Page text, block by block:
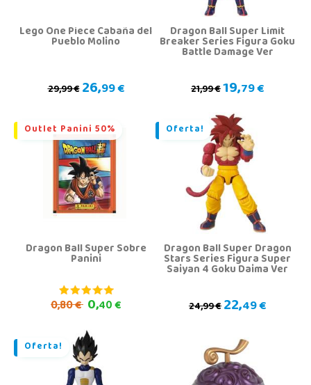
Lego One Piece Cabaña del
Pueblo Molino
29,99 €26,99 €
Dragon Ball Super Limit
Breaker Series Figura Goku
Battle Damage Ver
21,99 €19,79 €
Outlet Panini 50%
Dragon Ball Super Sobre
Panini
0,80 € 0,40 €
Oferta!
Dragon Ball Super Dragon
Stars Series Figura Super
Saiyan 4 Goku Daima Ver
24,99 €22,49 €
Oferta!